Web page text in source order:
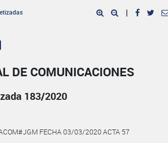
|
DE COMUNICACIONES
183/2020
FECHA 03/03/2020 ACTA 57